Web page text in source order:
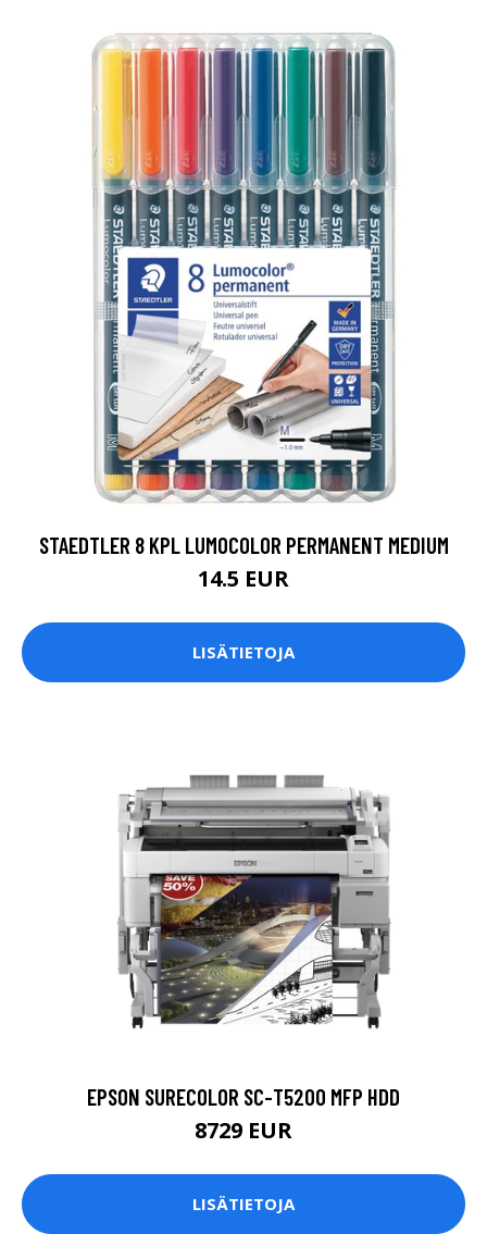
STAEDTLER 8 KPL LUMOCOLOR PERMANENT MEDIUM
14.5 EUR
LISÄTIETOJA
EPSON SURECOLOR SC-T5200 MFP HDD
8729 EUR
LISÄTIETOJA